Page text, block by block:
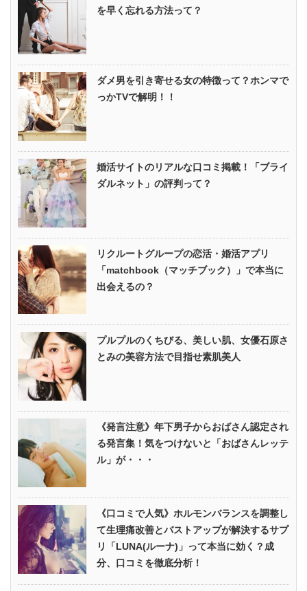
を早く忘れる方法って？
ダメ男を引き寄せる女の特徴って？ホンマで
っかTVで解明！！
婚活サイトのリアルな口コミ掲載！「ブライ
ダルネット」の評判って？
リクルートグループの恋活・婚活アプリ
「matchbook（マッチブック）」で本当に
出会えるの？
プルプルのくちびる、美しい肌、女優石原さ
とみの美容方法で目指せ素肌美人
《発言注意》年下男子からおばさん認定され
る発言集！気をつけないと「おばさんレッテ
ル」が・・・
《口コミで人気》ホルモンバランスを調整し
て生理痛改善とバストアップが解決するサプ
リ「LUNA(ルーナ)」って本当に効く？成
分、口コミを徹底分析！